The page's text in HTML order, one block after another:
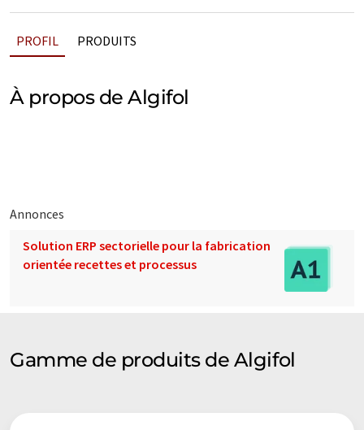
PROFIL PRODUITS
À propos de Algifol
Annonces
Solution ERP sectorielle pour la fabrication
orientée recettes et processus
Gamme de produits de Algifol